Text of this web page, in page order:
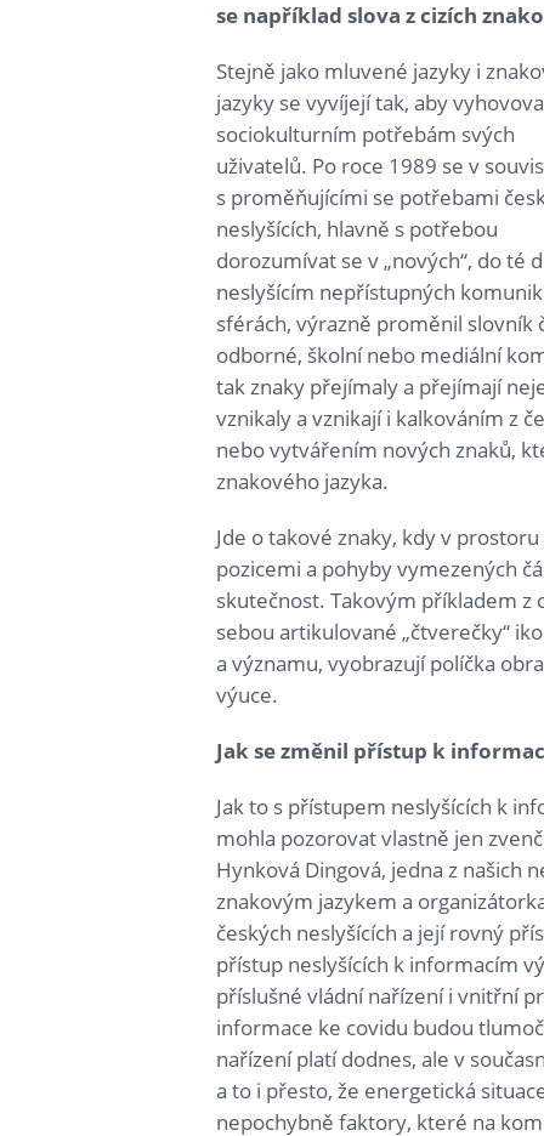
se například slova z cizích
Stejně jako mluvené jazyky i
jazyky se vyvíjejí tak, aby
sociokulturním potřebám svých
uživatelů. Po roce 1989 se v
s proměňujícími se potřebami
neslyšících, hlavně s potřebou
dorozumívat se v „nových“, do té
neslyšícím nepřístupných
sférách, výrazně proměnil slovník
odborné, školní nebo mediální
tak znaky přejímaly a přejímají
vznikaly a vznikají i kalkováním z
nebo vytvářením nových znaků,
znakového jazyka.
Jde o takové znaky, kdy v
pozicemi a pohyby vymezených
skutečnost. Takovým příkladem z
sebou artikulované „čtverečky“
a významu, vyobrazují políčka
výuce.
Jak se změnil přístup k
Jak to s přístupem neslyšících k
mohla pozorovat vlastně jen
Hynková Dingová, jedna z našich
znakovým jazykem a
českých neslyšících a její rovný
přístup neslyšících k informacím
příslušné vládní nařízení i vnitřní
informace ke covidu budou
nařízení platí dodnes, ale v
a to i přesto, že energetická
nepochybně faktory, které na